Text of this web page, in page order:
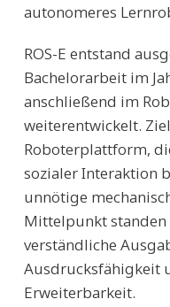
autonomeres
ROS-E entstand
Bachelorarbeit im
anschließend im
weiterentwickelt.
Roboterplattform,
sozialer Interaktion
unnötige
Mittelpunkt
verständliche
Ausdrucksfähigkeit
Erweiterbarkeit.